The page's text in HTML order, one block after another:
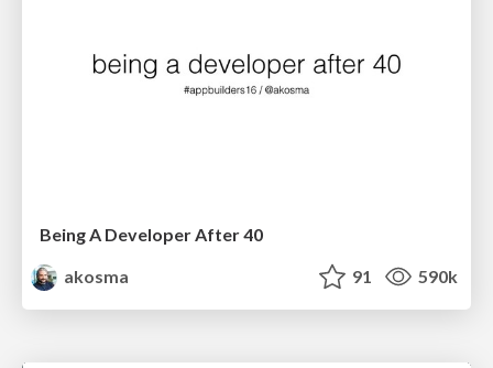
Being A Developer After 40
akosma
91 590k